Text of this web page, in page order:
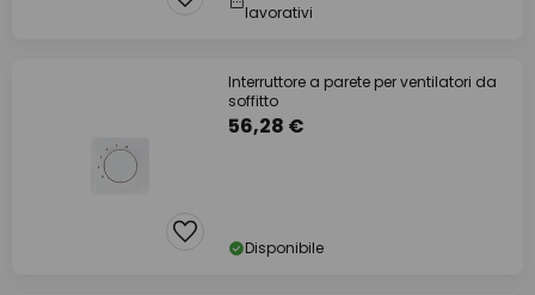
lavorativi
Interruttore a parete per ventilatori da
soffitto
56,28 €
Disponibile